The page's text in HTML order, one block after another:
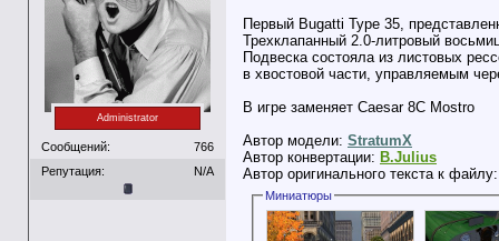
Administrator
Сообщений:
766
Репутация:
N/A
Первый Bugatti Type 35,
Трехклапанный 2.0-литровый
Подвеска состояла из листовых
в хвостовой части, управляемым
В игре заменяет Caesar 8C Mostro
Автор модели: StratumX
Автор конвертации: B.Julius
Автор оригинального текста к
Миниатюры